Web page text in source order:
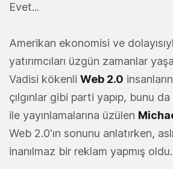
Evet...
Amerikan ekonomisi ve
yatırımcıları üzgün zamanlar
Vadisi kökenli Web 2.0
çılgınlar gibi parti yapıp, bunu
ile yayınlamalarına üzülen
Web 2.0'ın sonunu anlatırken,
inanılmaz bir reklam yapmış oldu.